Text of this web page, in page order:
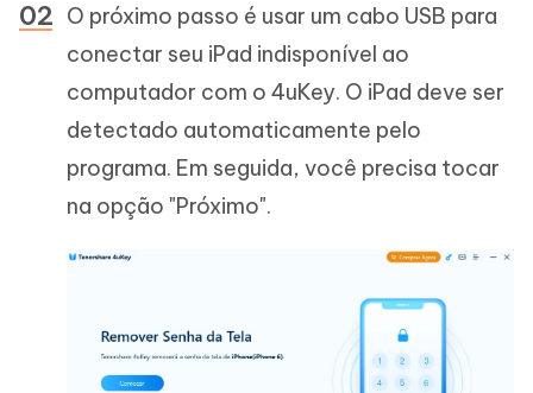
O próximo passo é usar um cabo USB para
conectar seu iPad indisponível ao
computador com o 4uKey. O iPad deve ser
detectado automaticamente pelo
programa. Em seguida, você precisa tocar
na opção "Próximo".